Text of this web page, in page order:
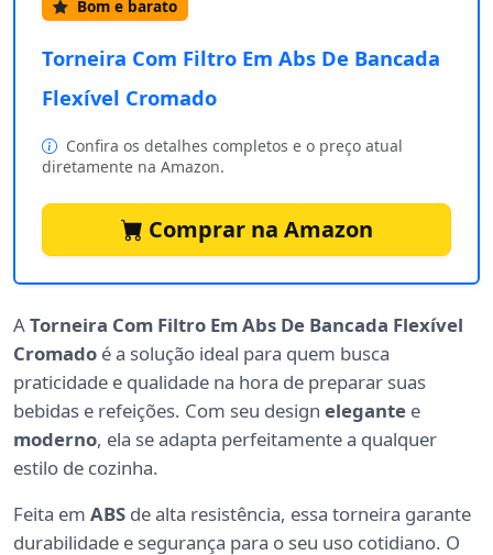
Bom e barato
Torneira Com Filtro Em Abs De Bancada
Flexível Cromado
Confira os detalhes completos e o preço atual
diretamente na Amazon.
Comprar na Amazon
ATorneira Com Filtro Em Abs De Bancada Flexível
Cromado é a solução ideal para quem busca
praticidade e qualidade na hora de preparar suas
bebidas e refeições. Com seu design elegante e
moderno, ela se adapta perfeitamente a qualquer
estilo de cozinha.
Feita em ABS de alta resistência, essa torneira garante
durabilidade e segurança para o seu uso cotidiano. O